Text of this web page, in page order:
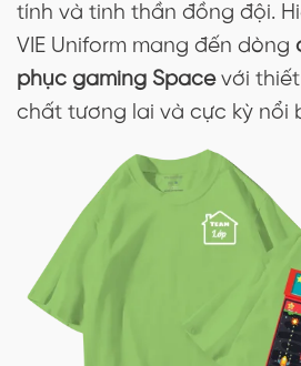
tính và tinh thần đồng đội.
VIE Uniform mang đến dòng
phục gaming Spacevới thiết
chất tương lai và cực kỳ nổi